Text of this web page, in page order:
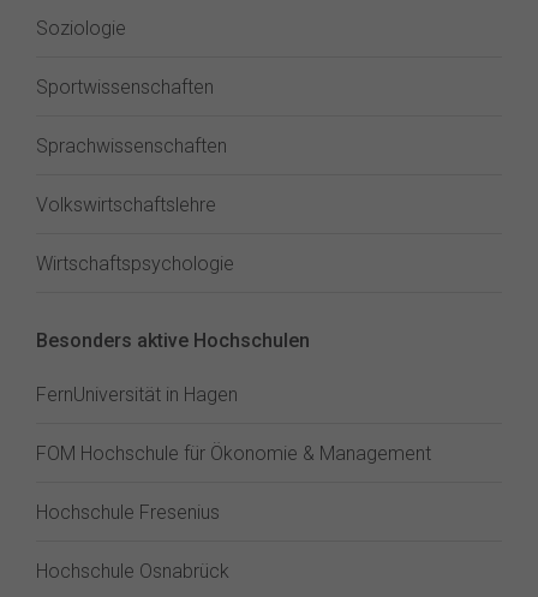
Soziologie
Sportwissenschaften
Sprachwissenschaften
Volkswirtschaftslehre
Wirtschaftspsychologie
Besonders aktive Hochschulen
FernUniversität in Hagen
FOM Hochschule für Ökonomie & Management
Hochschule Fresenius
Hochschule Osnabrück